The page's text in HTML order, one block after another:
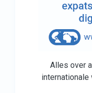
Alles over